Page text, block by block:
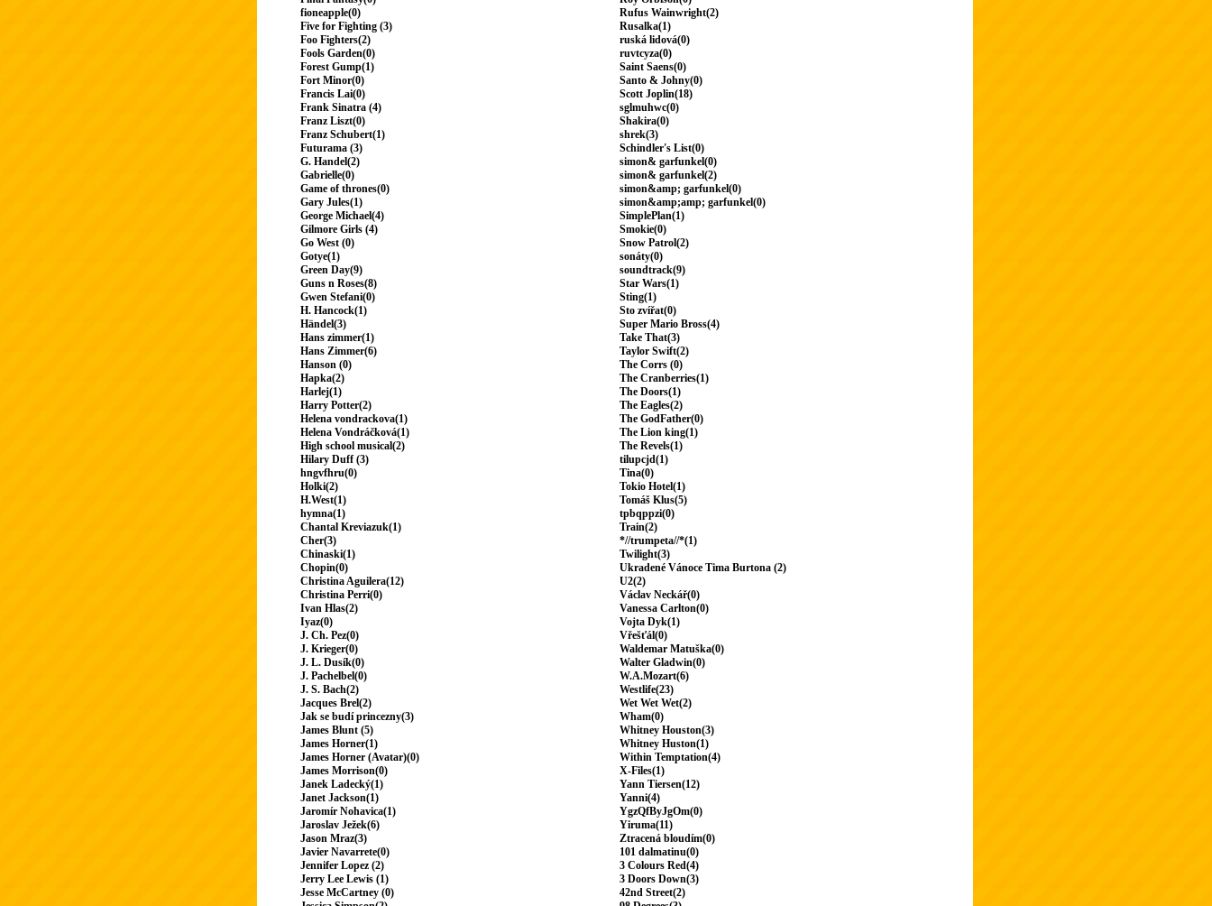
fioneapple(0)
Five for Fighting (3)
Foo Fighters(2)
Fools Garden(0)
Forest Gump(1)
Fort Minor(0)
Francis Lai(0)
Frank Sinatra (4)
Franz Liszt(0)
Franz Schubert(1)
Futurama (3)
G. Handel(2)
Gabrielle(0)
Game of thrones(0)
Gary Jules(1)
George Michael(4)
Gilmore Girls (4)
Go West (0)
Gotye(1)
Green Day(9)
Guns n Roses(8)
Gwen Stefani(0)
H. Hancock(1)
Händel(3)
Hans zimmer(1)
Hans Zimmer(6)
Hanson (0)
Hapka(2)
Harlej(1)
Harry Potter(2)
Helena vondrackova(1)
Helena Vondráčková(1)
High school musical(2)
Hilary Duff (3)
hngvfhru(0)
Holki(2)
H.West(1)
hymna(1)
Chantal Kreviazuk(1)
Cher(3)
Chinaski(1)
Chopin(0)
Christina Aguilera(12)
Christina Perri(0)
Ivan Hlas(2)
Iyaz(0)
J. Ch. Pez(0)
J. Krieger(0)
J. L. Dusík(0)
J. Pachelbel(0)
J. S. Bach(2)
Jacques Brel(2)
Jak se budí princezny(3)
James Blunt (5)
James Horner(1)
James Horner (Avatar)(0)
James Morrison(0)
Janek Ladecký(1)
Janet Jackson(1)
Jaromír Nohavica(1)
Jaroslav Ježek(6)
Jason Mraz(3)
Javier Navarrete(0)
Jennifer Lopez (2)
Jerry Lee Lewis (1)
Jesse McCartney (0)
Rufus Wainwright(2)
Rusalka(1)
ruská lidová(0)
ruvtcyza(0)
Saint Saens(0)
Santo & Johny(0)
Scott Joplin(18)
sglmuhwc(0)
Shakira(0)
shrek(3)
Schindler's List(0)
simon& garfunkel(0)
simon& garfunkel(2)
simon&amp; garfunkel(0)
simon&amp;amp; garfunkel(0)
SimplePlan(1)
Smokie(0)
Snow Patrol(2)
sonáty(0)
soundtrack(9)
Star Wars(1)
Sting(1)
Sto zvířat(0)
Super Mario Bross(4)
Take That(3)
Taylor Swift(2)
The Corrs (0)
The Cranberries(1)
The Doors(1)
The Eagles(2)
The GodFather(0)
The Lion king(1)
The Revels(1)
tilupcjd(1)
Tina(0)
Tokio Hotel(1)
Tomáš Klus(5)
tpbqppzi(0)
Train(2)
*//trumpeta//*(1)
Twilight(3)
Ukradené Vánoce Tima Burtona (2)
U2(2)
Václav Neckář(0)
Vanessa Carlton(0)
Vojta Dyk(1)
Vřešťál(0)
Waldemar Matuška(0)
Walter Gladwin(0)
W.A.Mozart(6)
Westlife(23)
Wet Wet Wet(2)
Wham(0)
Whitney Houston(3)
Whitney Huston(1)
Within Temptation(4)
X-Files(1)
Yann Tiersen(12)
Yanni(4)
YgzQfByJgOm(0)
Yiruma(11)
Ztracená bloudím(0)
101 dalmatinu(0)
3 Colours Red(4)
3 Doors Down(3)
42nd Street(2)